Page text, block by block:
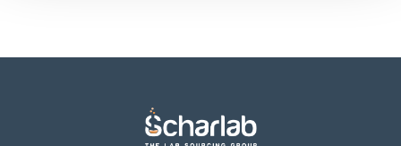
traceable to the International System of Units by means of a